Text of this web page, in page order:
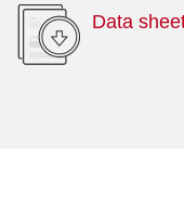
Data